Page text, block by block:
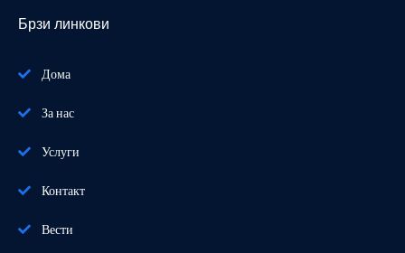
Брзи линкови
Дома
За нас
Услуги
Контакт
Вести